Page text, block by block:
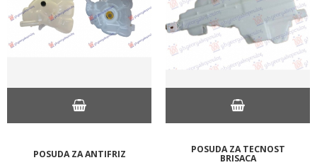
POSUDA ZA ANTIFRIZ POSUDA ZA TECNOST
BRISACA